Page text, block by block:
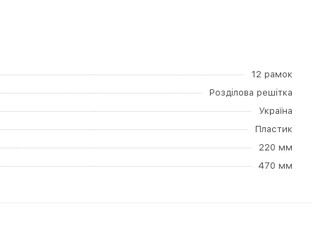
12 рамок
Розділова решітка
Україна
Пластик
220 мм
470 мм